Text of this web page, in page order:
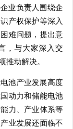
业负责人围绕企
产权保护等深入
难问题，提出意
，与大家深入交
推动解决。
池产业发展高度
动力和储能电池
力、产业体系等
业发展还面临不